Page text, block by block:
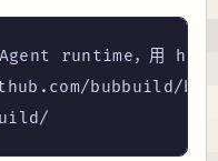
runtime，用
bubbuild/bub